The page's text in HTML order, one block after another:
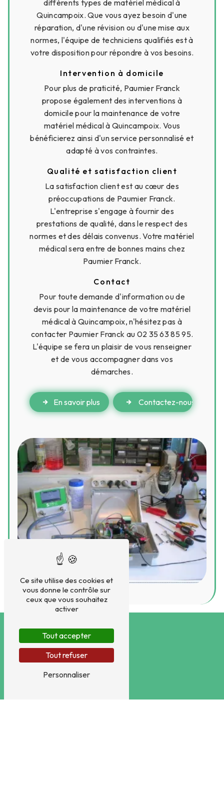
différents types de matériel médical à
Quincampoix. Que vous ayez besoin d'une
réparation, d'une révision ou d'une mise aux
normes, l'équipe de techniciens qualifiés est à
votre disposition pour répondre à vos besoins.
Intervention à domicile
Pour plus de praticité, Paumier Franck
propose également des interventions à
domicile pour la maintenance de votre
matériel médical à Quincampoix. Vous
bénéficierez ainsi d'un service personnalisé et
adapté à vos contraintes.
Qualité et satisfaction client
La satisfaction client est au cœur des
préoccupations de Paumier Franck.
L'entreprise s'engage à fournir des
prestations de qualité, dans le respect des
normes et des délais convenus. Votre matériel
médical sera entre de bonnes mains chez
Paumier Franck.
Contact
Pour toute demande d'information ou de
devis pour la maintenance de votre matériel
médical à Quincampoix, n'hésitez pas à
contacter Paumier Franck au 02 35 63 85 95.
L'équipe se fera un plaisir de vous renseigner
et de vous accompagner dans vos
démarches.
En savoir plus Contactez-nous
Ce site utilise des cookies et
vous donne le contrôle sur
ceux que vous souhaitez
activer
Tout accepter
Tout refuser
Personnaliser